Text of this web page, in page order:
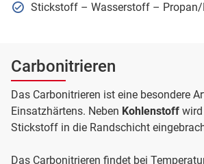
Stickstoff – Wasserstoff –
Carbonitrieren
Das Carbonitrieren ist eine besondere
Einsatzhärtens. Neben Kohlenstoff
Stickstoff in die Randschicht
Das Carbonitrieren findet bei